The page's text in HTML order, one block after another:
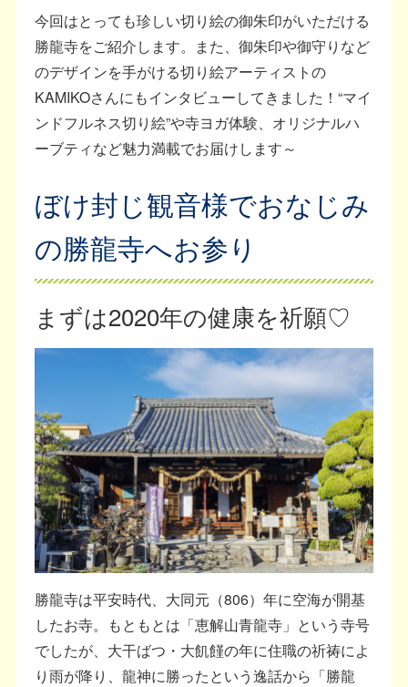
今回はとっても珍しい切り絵の御朱印がいただける
勝龍寺をご紹介します。また、御朱印や御守りなど
のデザインを手がける切り絵アーティストの
KAMIKOさんにもインタビューしてきました！“マイ
ンドフルネス切り絵”や寺ヨガ体験、オリジナルハ
ーブティなど魅力満載でお届けします～
ぼけ封じ観音様でおなじみ
の勝龍寺へお参り
まずは2020年の健康を祈願♡
勝龍寺は平安時代、大同元（806）年に空海が開基
したお寺。もともとは「恵解山青龍寺」という寺号
でしたが、大干ばつ・大飢饉の年に住職の祈祷によ
り雨が降り、龍神に勝ったという逸話から「勝龍